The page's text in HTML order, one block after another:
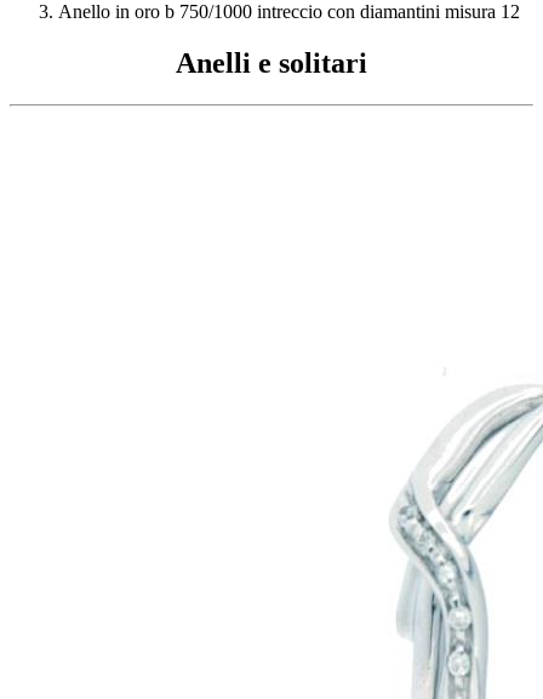
Anello in oro b 750/1000 intreccio con diamantini misura 12
Anelli e solitari